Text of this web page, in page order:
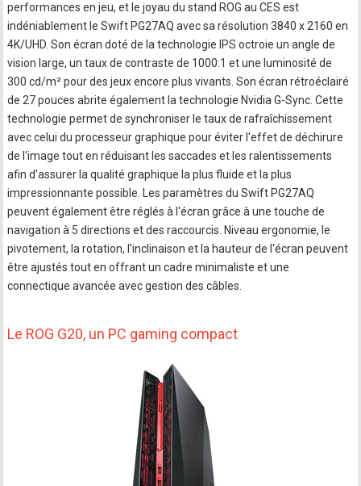
performances en jeu, et le joyau du stand ROG au CES est
indéniablement le Swift PG27AQ avec sa résolution 3840 x 2160 en
4K/UHD. Son écran doté de la technologie IPS octroie un angle de
vision large, un taux de contraste de 1000:1 et une luminosité de
300 cd/m² pour des jeux encore plus vivants. Son écran rétroéclairé
de 27 pouces abrite également la technologie Nvidia G-Sync. Cette
technologie permet de synchroniser le taux de rafraîchissement
avec celui du processeur graphique pour éviter l'effet de déchirure
de l'image tout en réduisant les saccades et les ralentissements
afin d'assurer la qualité graphique la plus fluide et la plus
impressionnante possible. Les paramètres du Swift PG27AQ
peuvent également être réglés à l'écran grâce à une touche de
navigation à 5 directions et des raccourcis. Niveau ergonomie, le
pivotement, la rotation, l'inclinaison et la hauteur de l'écran peuvent
être ajustés tout en offrant un cadre minimaliste et une
connectique avancée avec gestion des câbles.
Le ROG G20, un PC gaming compact